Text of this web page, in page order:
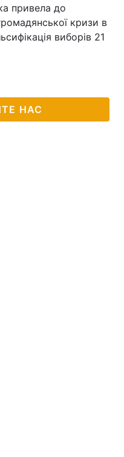
привела до
кризи в
виборів 21
НАС